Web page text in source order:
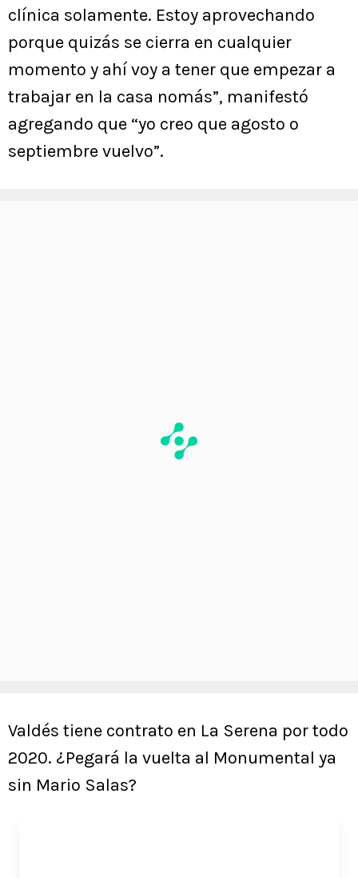
clínica solamente. Estoy aprovechando
porque quizás se cierra en cualquier
momento y ahí voy a tener que empezar a
trabajar en la casa nomás”, manifestó
agregando que “yo creo que agosto o
septiembre vuelvo”.
Valdés tiene contrato en La Serena por todo
2020. ¿Pegará la vuelta al Monumental ya
sin Mario Salas?